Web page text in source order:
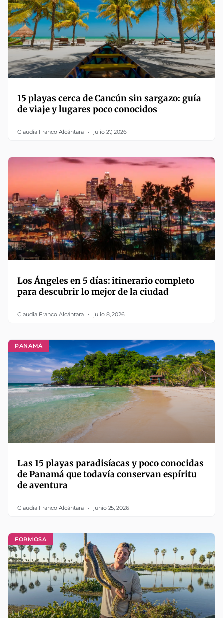
15 playas cerca de Cancún sin sargazo: guía
de viaje y lugares poco conocidos
Claudia Franco Alcántara julio 27, 2026
Los Ángeles en 5 días: itinerario completo
para descubrir lo mejor de la ciudad
Claudia Franco Alcántara julio 8, 2026
PANAMÁ
Las 15 playas paradisíacas y poco conocidas
de Panamá que todavía conservan espíritu
de aventura
Claudia Franco Alcántara junio 25, 2026
FORMOSA